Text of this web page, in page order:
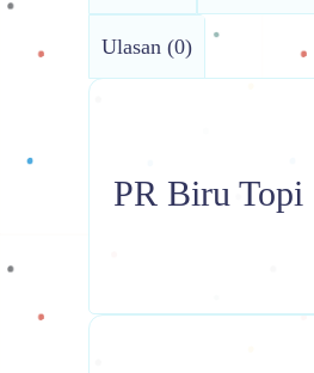
Ulasan (0)
PR Biru Topi